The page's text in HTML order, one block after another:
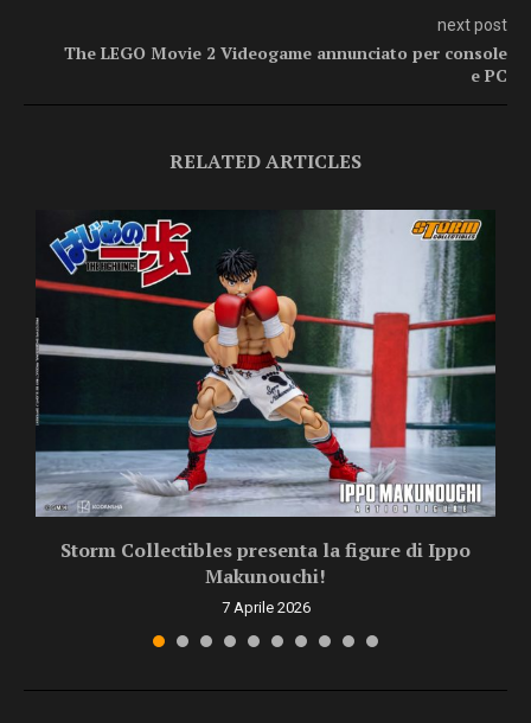
next post
The LEGO Movie 2 Videogame annunciato per console
e PC
RELATED ARTICLES
Storm Collectibles presenta la figure di Ippo
Makunouchi!
7 Aprile 2026